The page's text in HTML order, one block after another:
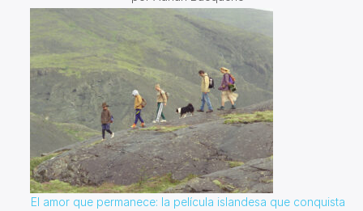
El amor que permanece: la película islandesa que conquista